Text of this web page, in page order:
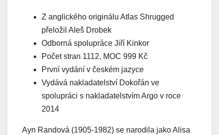
Z anglického originálu Atlas Shrugged
přeložil Aleš Drobek
Odborná spolupráce Jiří Kinkor
Počet stran 1112, MOC 999 Kč
První vydání v českém jazyce
Vydává nakladatelství Dokořán ve
spolupráci s nakladatelstvím Argo v roce
2014
Ayn Randová (1905-1982) se narodila jako Alisa